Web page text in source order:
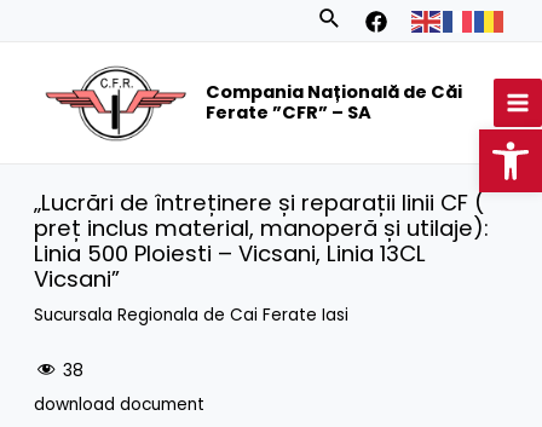
Search
Compania Națională de Căi
Ferate ”CFR” – SA
„Lucrări de întreținere și reparații linii CF (
preț inclus material, manoperă și utilaje):
Linia 500 Ploiesti – Vicsani, Linia 13CL
Vicsani”
Sucursala Regionala de Cai Ferate Iasi
38
download document